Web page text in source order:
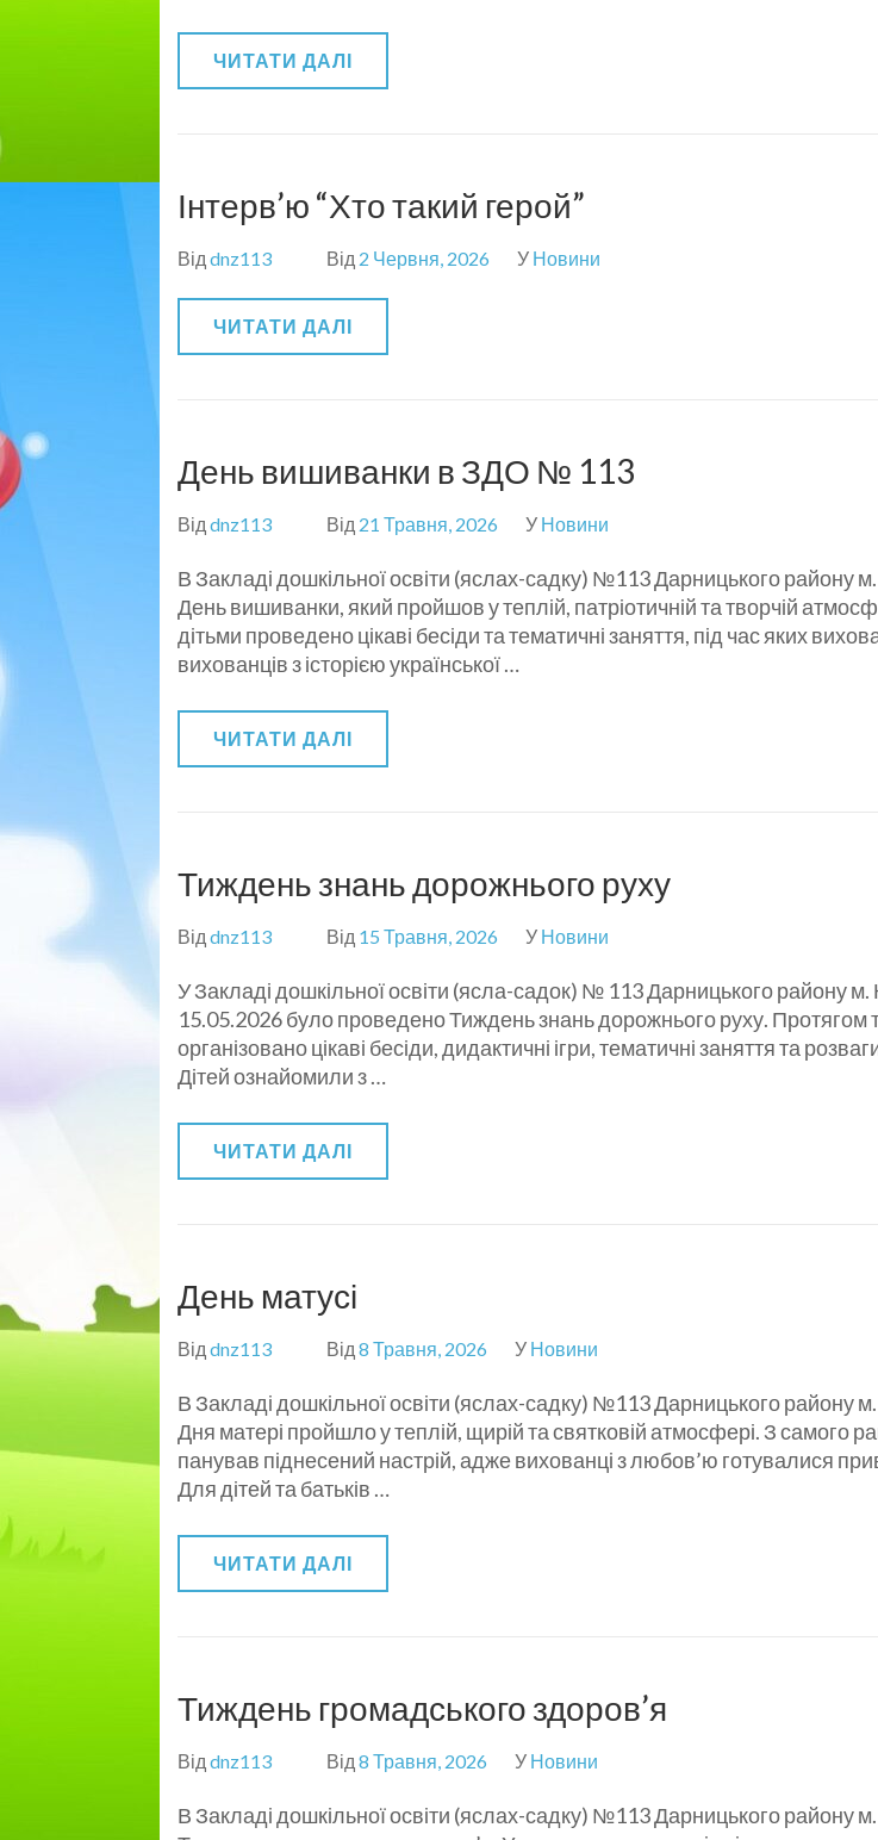
ЧИТАТИ ДАЛІ
Інтерв’ю “Хто такий герой”
Відdnz113 Від 2 Червня, 2026 У Новини
ЧИТАТИ ДАЛІ
День вишиванки в ЗДО № 113
Відdnz113 Від 21 Травня, 2026 У Новини
В Закладі дошкільної освіти (яслах-садку) №113 Дарницького району
День вишиванки, який пройшов у теплій, патріотичній та творчій
дітьми проведено цікаві бесіди та тематичні заняття, під час яких
вихованців з історією української …
ЧИТАТИ ДАЛІ
Тиждень знань дорожнього руху
Відdnz113 Від 15 Травня, 2026 У Новини
У Закладі дошкільної освіти (ясла-садок) № 113 Дарницького району м.
15.05.2026 було проведено Тиждень знань дорожнього руху. Протягом
організовано цікаві бесіди, дидактичні ігри, тематичні заняття та
Дітей ознайомили з …
ЧИТАТИ ДАЛІ
День матусі
Відdnz113 Від8 Травня, 2026 У Новини
В Закладі дошкільної освіти (яслах-садку) №113 Дарницького району
Дня матері пройшло у теплій, щирій та святковій атмосфері. З самого
панував піднесений настрій, адже вихованці з любов’ю готувалися
Для дітей та батьків …
ЧИТАТИ ДАЛІ
Тиждень громадського здоров’я
Відdnz113 Від8 Травня, 2026 У Новини
В Закладі дошкільної освіти (яслах-садку) №113 Дарницького району